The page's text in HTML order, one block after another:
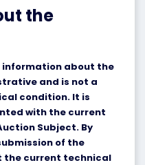
the
information about the
and is not a
condition. It is
with the current
Subject. By
of the
the current technical